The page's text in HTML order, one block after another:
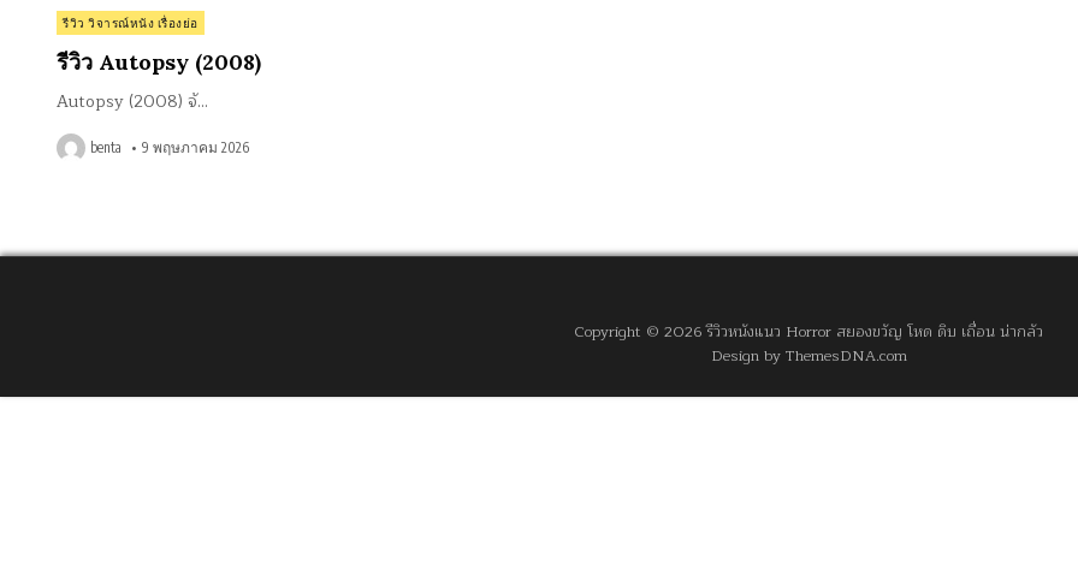
Posted
in
รีวิว วิจารณ์หนัง เรื่องย่อ
รีวิว Autopsy (2008)
Autopsy (2008) จั…
benta 9 พฤษภาคม 2026
Copyright © 2026 รีวิวหนังแนว Horror สยองขวัญ โหด ดิบ เถื่อน น่ากลัว
Design by ThemesDNA.com